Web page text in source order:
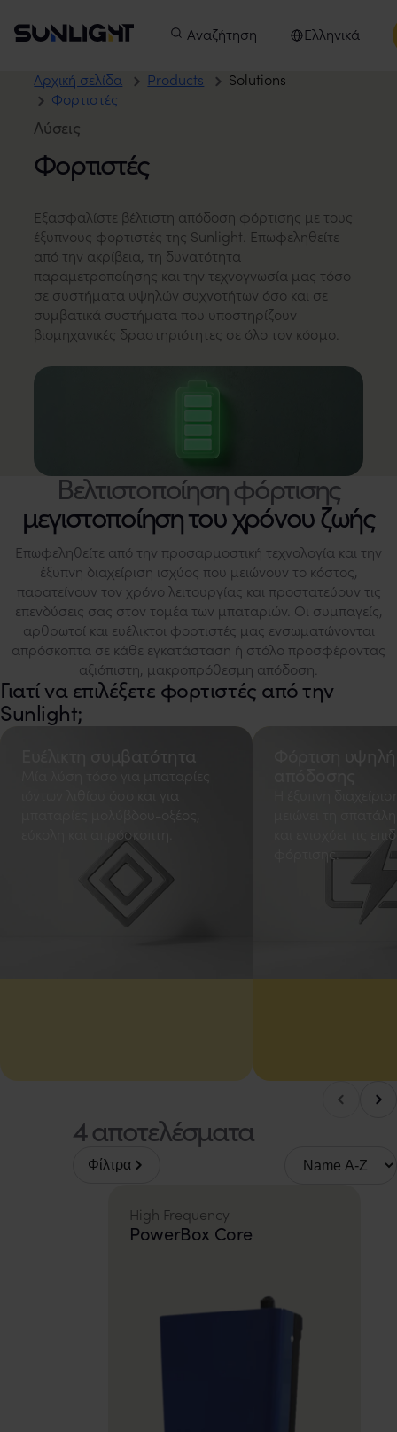
Sunlight Group
Κύριο μενού
Προϊόντα Οι εταιρείες μας
Αναζήτηση
Επιλέξτε γλώσσα
Ελληνικά
Αρχική σελίδα Products
Solutions
Φορτιστές
Λύσεις
Φορτιστές
Εξασφαλίστε βέλτιστη απόδοση φόρτισης με τους
έξυπνους φορτιστές της Sunlight. Επωφεληθείτε
από την ακρίβεια, τη δυνατότητα
παραμετροποίησης και την τεχνογνωσία μας τόσο
σε συστήματα υψηλών συχνοτήτων όσο και σε
συμβατικά συστήματα που υποστηρίζουν
βιομηχανικές δραστηριότητες σε όλο τον κόσμο.
Βελτιστοποίηση φόρτισης
μεγιστοποίηση του χρόνου ζωής
Επωφεληθείτε από την προσαρμοστική τεχνολογία και την
έξυπνη διαχείριση ισχύος που μειώνουν το κόστος,
παρατείνουν τον χρόνο λειτουργίας και προστατεύουν τις
επενδύσεις σας στον τομέα των μπαταριών. Οι συμπαγείς,
αρθρωτοί και ευέλικτοι φορτιστές μας ενσωματώνονται
απρόσκοπτα σε κάθε εγκατάσταση ή στόλο προσφέροντας
αξιόπιστη, μακροπρόθεσμη απόδοση.
Γιατί να επιλέξετε φορτιστές από την
Sunlight;
Ευέλικτη συμβατότητα
Μία λύση τόσο για μπαταρίες
εύκολη και απρόσκοπτη.
και ενισχύει τις
φόρτισης.
Μετακινηθείτε προς τα αριστερά
4 αποτελέσματα
Φίλτρα
High Frequency
PowerBox Core